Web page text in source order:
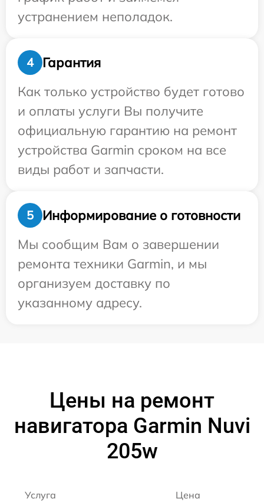
устранением неполадок.
4
Гарантия
Как только устройство будет готово
и оплаты услуги Вы получите
официальную гарантию на ремонт
устройства Garmin сроком на все
виды работ и запчасти.
5
Информирование о готовности
Мы сообщим Вам о завершении
ремонта техники Garmin, и мы
организуем доставку по
указанному адресу.
Цены на ремонт
навигатора Garmin Nuvi
205w
Услуга Цена